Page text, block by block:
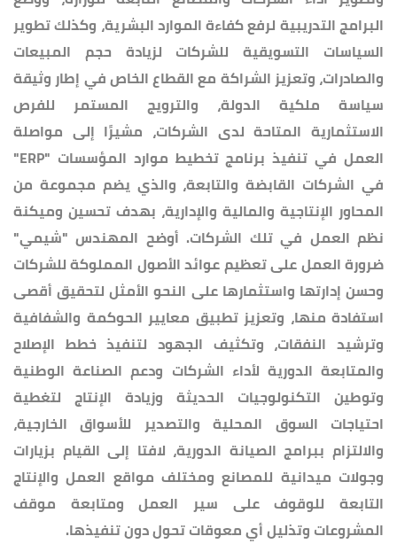
البرامج التدريبية لرفع كفاءة الموارد البشرية، وكذلك تطوير
السياسات التسويقية للشركات لزيادة حجم المبيعات
والصادرات، وتعزيز الشراكة مع القطاع الخاص في إطار وثيقة
سياسة ملكية الدولة، والترويج المستمر للفرص
الاستثمارية المتاحة لدى الشركات، مشيرًا إلى مواصلة
العمل في تنفيذ برنامج تخطيط موارد المؤسسات "ERP"
في الشركات القابضة والتابعة، والذي يضم مجموعة من
المحاور الإنتاجية والمالية والإدارية، بهدف تحسين وميكنة
نظم العمل في تلك الشركات. أوضح المهندس "شيمي"
ضرورة العمل على تعظيم عوائد الأصول المملوكة للشركات
وحسن إدارتها واستثمارها على النحو الأمثل لتحقيق أقصى
استفادة منها، وتعزيز تطبيق معايير الحوكمة والشفافية
وترشيد النفقات، وتكثيف الجهود لتنفيذ خطط الإصلاح
والمتابعة الدورية لأداء الشركات ودعم الصناعة الوطنية
وتوطين التكنولوجيات الحديثة وزيادة الإنتاج لتغطية
احتياجات السوق المحلية والتصدير للأسواق الخارجية،
والالتزام ببرامج الصيانة الدورية، لافتا إلى القيام بزيارات
وجولات ميدانية للمصانع ومختلف مواقع العمل والإنتاج
التابعة للوقوف على سير العمل ومتابعة موقف
المشروعات وتذليل أي معوقات تحول دون تنفيذها.